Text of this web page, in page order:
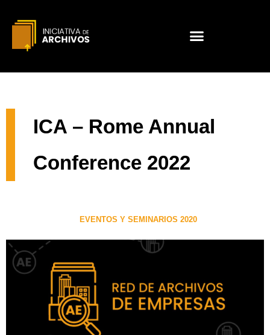
ICA – Rome Annual
Conference 2022
EVENTOS Y SEMINARIOS 2020